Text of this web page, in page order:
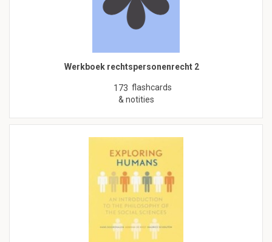
Werkboek rechtspersonenrecht 2
173 flashcards
& notities